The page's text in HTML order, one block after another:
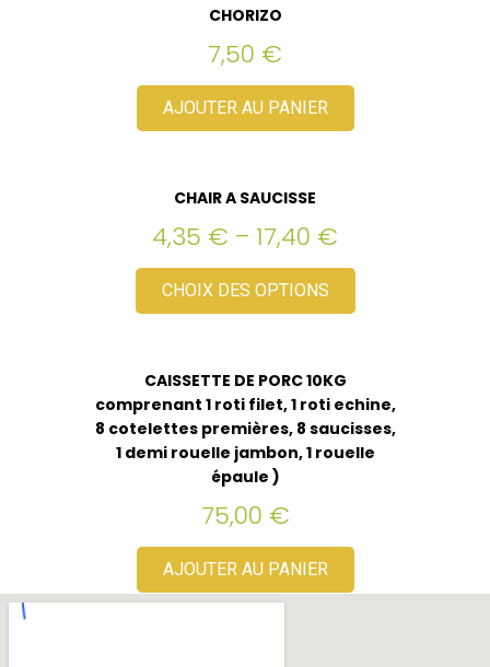
CHORIZO
7,50 €
AJOUTER AU PANIER
CHAIR A SAUCISSE
4,35 € – 17,40 €
CHOIX DES OPTIONS
CAISSETTE DE PORC 10KG
comprenant 1 roti filet, 1 roti echine,
8 cotelettes premières, 8 saucisses,
1 demi rouelle jambon, 1 rouelle
épaule )
75,00 €
AJOUTER AU PANIER